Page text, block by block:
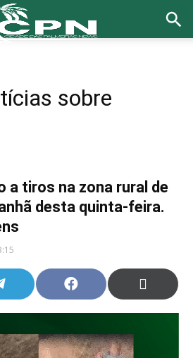
sobre
a tiros na zona rural de
desta quinta-feira.
Share
on
Share
on